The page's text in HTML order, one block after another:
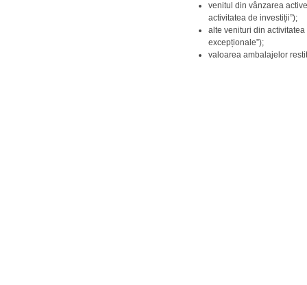
venitul din vânzarea
activitatea de investiții”);
alte venituri din
excepționale”);
valoarea ambalajelor